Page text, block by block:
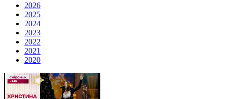
2026
2025
2024
2023
2022
2021
2020